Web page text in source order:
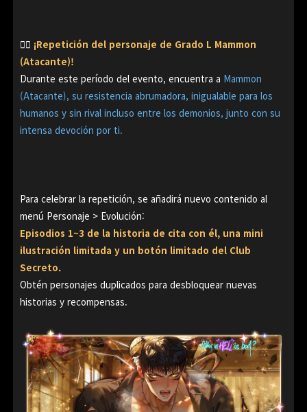
👉🏻 ¡Repetición del personaje de Grado L Mammon
(Atacante)!
Durante este período del evento, encuentra a Mammon
(Atacante), su resistencia abrumadora, inigualable para los
humanos y sin rival incluso entre los demonios, junto con su
intensa devoción por ti.
Para celebrar la repetición, se añadirá nuevo contenido al
menú Personaje > Evolución:
Episodios 1~3 de la historia de cita con él, una mini
ilustración limitada y un botón limitado del Club
Secreto.
Obtén personajes duplicados para desbloquear nuevas
historias y recompensas.